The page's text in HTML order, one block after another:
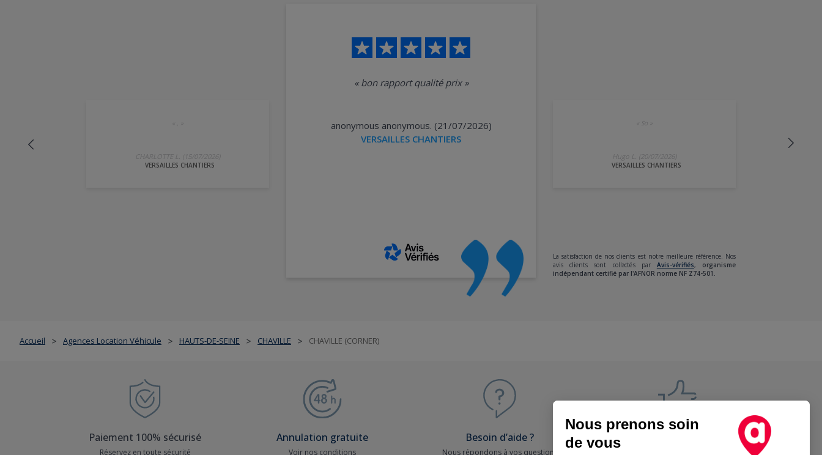
Accueil > Agences Location Véhicule > HAUTS-DE-SEINE > CHAVILLE > CHAVILLE (CORNER)
CHARLOTTE L. (15/07/2026)
VERSAILLES CHANTIERS
« bon rapport qualité prix»
anonymous anonymous. (21/07/2026)
VERSAILLES CHANTIERS
So
Hugo L. (20/07/2026)
VERSAILLES CHANTIERS
La satisfaction de nos clients est notre meilleure référence. Nos
avis clients sont collectés par Avis-vérifiés, organisme
indépendant certifié par l'AFNOR norme NF Z74-501.
Paiement 100% sécurisé
Réservez en toute sécurité
Annulation gratuite
Voir nos conditions
Besoin d’aide ?
Nous répondons à vos questions
Nous prenons soin
de vous